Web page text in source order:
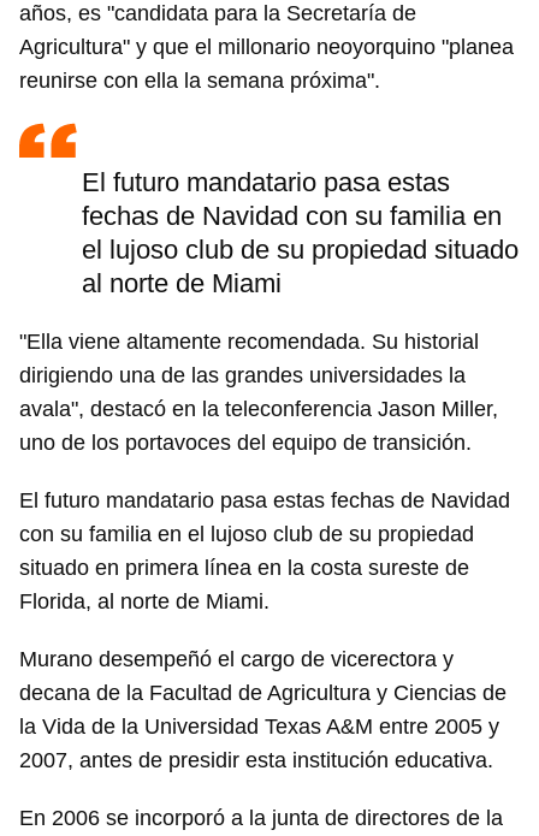
años, es "candidata para la Secretaría de
Agricultura" y que el millonario neoyorquino "planea
reunirse con ella la semana próxima".
El futuro mandatario pasa estas
fechas de Navidad con su familia en
el lujoso club de su propiedad situado
al norte de Miami
"Ella viene altamente recomendada. Su historial
dirigiendo una de las grandes universidades la
avala", destacó en la teleconferencia Jason Miller,
uno de los portavoces del equipo de transición.
El futuro mandatario pasa estas fechas de Navidad
con su familia en el lujoso club de su propiedad
situado en primera línea en la costa sureste de
Florida, al norte de Miami.
Murano desempeñó el cargo de vicerectora y
decana de la Facultad de Agricultura y Ciencias de
la Vida de la Universidad Texas A&M entre 2005 y
2007, antes de presidir esta institución educativa.
En 2006 se incorporó a la junta de directores de la